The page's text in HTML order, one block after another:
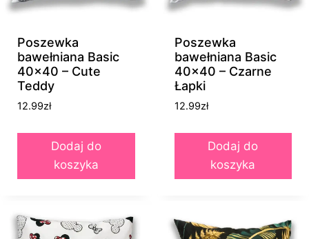
Poszewka
bawełniana Basic
40×40 – Cute
Teddy
12.99zł
Dodaj do
koszyka
Poszewka
bawełniana Basic
40×40 – Czarne
Łapki
12.99zł
Dodaj do
koszyka